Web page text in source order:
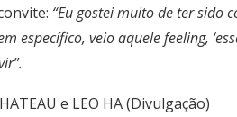
“Eu gostei muito de ter sido
veio aquele feeling,